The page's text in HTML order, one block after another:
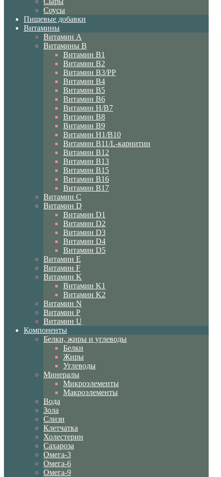
Соусы
Пищевые добавки
Витамины
Витамин A
Витамины B
Витамин B1
Витамин B2
Витамин B3/PP
Витамин B4
Витамин B5
Витамин B6
Витамин H/B7
Витамин B8
Витамин B9
Витамин H1/В10
Витамин B11/L-карнитин
Витамин B12
Витамин B13
Витамин B15
Витамин B16
Витамин B17
Витамин C
Витамин D
Витамин D1
Витамин D2
Витамин D3
Витамин D4
Витамин D5
Витамин E
Витамин F
Витамин K
Витамин K1
Витамин K2
Витамин N
Витамин P
Витамин U
Компоненты
Белки, жиры и углеводы
Белки
Жиры
Углеводы
Минералы
Микроэлементы
Макроэлементы
Вода
Зола
Слизи
Клетчатка
Холестерин
Сахароза
Омега-3
Омега-6
Омега-9